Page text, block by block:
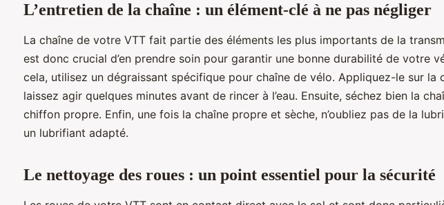
L’entretien de la chaîne : un élément-clé à ne pas négliger
La chaîne de votre VTT fait partie des éléments les plus importants de la
est donc crucial d’en prendre soin pour garantir une bonne durabilité de votre
cela, utilisez un dégraissant spécifique pour chaîne de vélo. Appliquez-le sur la
laissez agir quelques minutes avant de rincer à l’eau. Ensuite, séchez bien la
chiffon propre. Enfin, une fois la chaîne propre et sèche, n’oubliez pas de la
un lubrifiant adapté.
Le nettoyage des roues : un point essentiel pour la sécurité